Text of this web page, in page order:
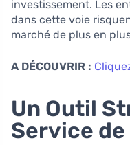
investissement. Les
dans cette voie
marché de plus en
A DÉCOUVRIR :
Un Outil
Service